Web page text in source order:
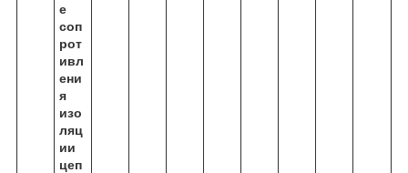
е
соп
рот
ивл
ени
я
изо
ляц
ии
цеп